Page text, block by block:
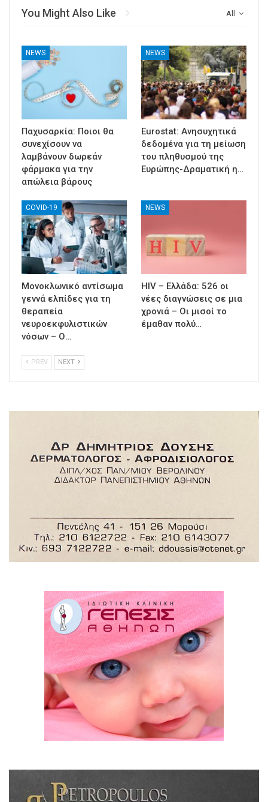
All
You Might Also Like
NEWS
Παχυσαρκία: Ποιοι θα
συνεχίσουν να
λαμβάνουν δωρεάν
φάρμακα για την
απώλεια βάρους
NEWS
Eurostat: Ανησυχητικά
δεδομένα για τη μείωση
του πληθυσμού της
Ευρώπης-Δραματική η…
COVID-19
Μονοκλωνικό αντίσωμα
γεννά ελπίδες για τη
θεραπεία
νευροεκφυλιστικών
νόσων – Ο…
NEWS
HIV – Ελλάδα: 526 οι
νέες διαγνώσεις σε μια
χρονιά – Οι μισοί το
έμαθαν πολύ…
PREV NEXT